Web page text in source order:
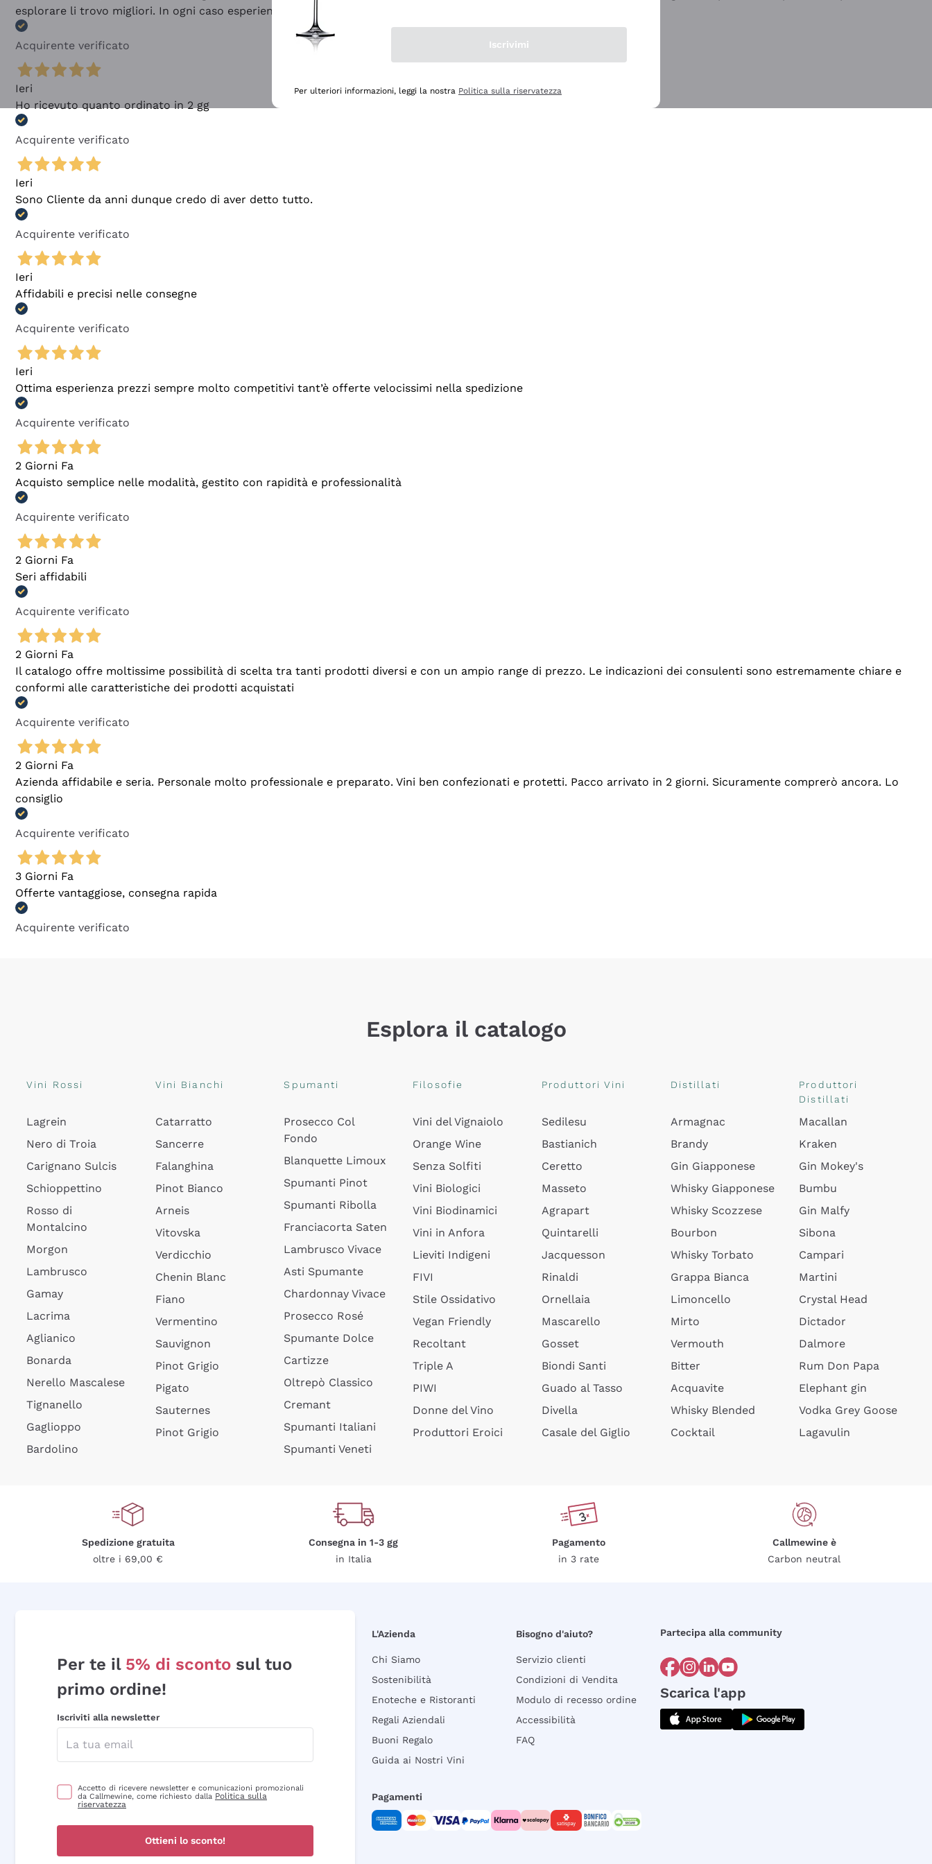
esplorare li trovo migliori. In ogni caso esperienza buona e lo consiglio! 👍
Acquirente verificato
Ieri
Ho ricevuto quanto ordinato in 2 gg
Acquirente verificato
Ieri
Sono Cliente da anni dunque credo di aver detto tutto.
Acquirente verificato
Ieri
Affidabili e precisi nelle consegne
Acquirente verificato
Ieri
Ottima esperienza prezzi sempre molto competitivi tant’è offerte velocissimi nella spedizione
Acquirente verificato
2 Giorni Fa
Acquisto semplice nelle modalità, gestito con rapidità e professionalità
Acquirente verificato
2 Giorni Fa
Seri affidabili
Acquirente verificato
2 Giorni Fa
Il catalogo offre moltissime possibilità di scelta tra tanti prodotti diversi e con un ampio range di prezzo. Le indicazioni dei consulenti sono estremamente chiare e
conformi alle caratteristiche dei prodotti acquistati
Acquirente verificato
2 Giorni Fa
Azienda affidabile e seria. Personale molto professionale e preparato. Vini ben confezionati e protetti. Pacco arrivato in 2 giorni. Sicuramente comprerò ancora. Lo
consiglio
Acquirente verificato
3 Giorni Fa
Offerte vantaggiose, consegna rapida
Acquirente verificato
Esplora il catalogo
Vini Rossi
Lagrein
Nero di Troia
Carignano Sulcis
Schioppettino
Rosso di
Montalcino
Morgon
Lambrusco
Gamay
Lacrima
Aglianico
Bonarda
Nerello Mascalese
Tignanello
Gaglioppo
Bardolino
Vini Bianchi
Catarratto
Sancerre
Falanghina
Pinot Bianco
Arneis
Vitovska
Verdicchio
Chenin Blanc
Fiano
Vermentino
Sauvignon
Pinot Grigio
Pigato
Sauternes
Pinot Grigio
Spumanti
Prosecco Col
Fondo
Blanquette Limoux
Spumanti Pinot
Spumanti Ribolla
Franciacorta Saten
Lambrusco Vivace
Asti Spumante
Chardonnay Vivace
Prosecco Rosé
Spumante Dolce
Cartizze
Oltrepò Classico
Cremant
Spumanti Italiani
Spumanti Veneti
Filosofie
Vini del Vignaiolo
Orange Wine
Senza Solfiti
Vini Biologici
Vini Biodinamici
Vini in Anfora
Lieviti Indigeni
FIVI
Stile Ossidativo
Vegan Friendly
Recoltant
Triple A
PIWI
Donne del Vino
Produttori Eroici
Produttori Vini
Sedilesu
Bastianich
Ceretto
Masseto
Agrapart
Quintarelli
Jacquesson
Rinaldi
Ornellaia
Mascarello
Gosset
Biondi Santi
Guado al Tasso
Divella
Casale del Giglio
Distillati
Armagnac
Brandy
Gin Giapponese
Whisky Giapponese
Whisky Scozzese
Bourbon
Whisky Torbato
Grappa Bianca
Limoncello
Mirto
Vermouth
Bitter
Acquavite
Whisky Blended
Cocktail
Produttori
Distillati
Macallan
Kraken
Gin Mokey's
Bumbu
Gin Malfy
Sibona
Campari
Martini
Crystal Head
Dictador
Dalmore
Rum Don Papa
Elephant gin
Vodka Grey Goose
Lagavulin
Spedizione gratuita
oltre i 69,00 €
Consegna in 1-3 gg
in Italia
Pagamento
in 3 rate
Callmewine è
Carbon neutral
Per te il 5% di sconto sul tuo
primo ordine!
Iscriviti alla newsletter
Accetto di ricevere newsletter e comunicazioni promozionali
da Callmewine, come richiesto dalla Politica sulla
riservatezza
Ottieni lo sconto!
L'Azienda
Chi Siamo
Sostenibilità
Enoteche e Ristoranti
Regali Aziendali
Buoni Regalo
Guida ai Nostri Vini
Bisogno d'aiuto?
Servizio clienti
Condizioni di Vendita
Modulo di recesso ordine
Accessibilità
FAQ
Partecipa alla community
Scarica l'app
Pagamenti
Iscrivimi
Per ulteriori informazioni, leggi la nostra Politica sulla riservatezza